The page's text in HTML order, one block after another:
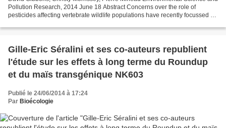
Pollution Research, 2014 June 18 Abstract Concerns over the role of
pesticides affecting vertebrate wildlife populations have recently focussed on
Gille-Eric Séralini et ses co-auteurs republient
l'étude sur les effets à long terme du Roundup
et du maïs transgénique NK603
Publié le 24/06/2014 à 17:24
Par Bioécologie